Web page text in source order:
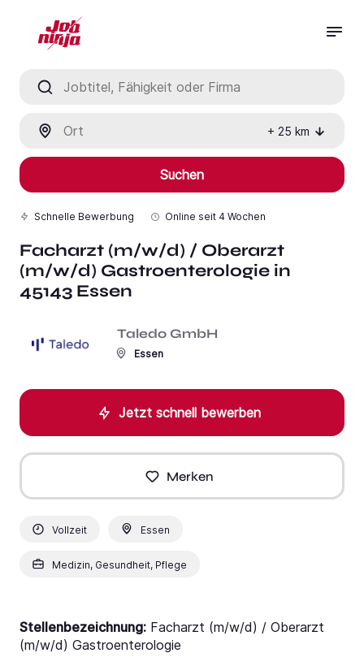
+ 25 km
Suchen
Schnelle Bewerbung Online seit 4 Wochen
Facharzt (m/w/d) / Oberarzt
(m/w/d) Gastroenterologie in
45143 Essen
Taledo GmbH
Essen
Jetzt schnell bewerben
Merken
Vollzeit Essen
Medizin, Gesundheit, Pflege
Stellenbezeichnung: Facharzt (m/w/d) / Oberarzt
(m/w/d) Gastroenterologie